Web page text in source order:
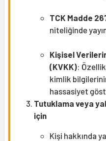
TCK Madde
niteliğinde
Kişisel
(KVKK):
kimlik
hassasiyet
Tutuklama veya
için
Kişi hakkında